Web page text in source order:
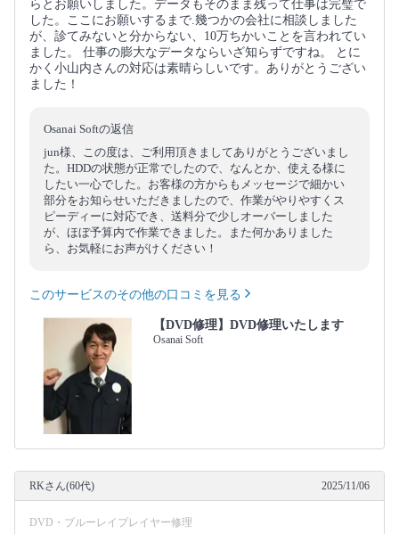
らとお願いしました。データもそのまま残って仕事は完璧で
した。ここにお願いするまで.幾つかの会社に相談しました
が、診てみないと分からない、10万ちかいことを言われてい
ました。 仕事の膨大なデータならいざ知らずですね。 とに
かく小山内さんの対応は素晴らしいです。ありがとうござい
ました！
Osanai Softの返信
jun様、この度は、ご利用頂きましてありがとうございまし
た。HDDの状態が正常でしたので、なんとか、使える様に
したい一心でした。お客様の方からもメッセージで細かい
部分をお知らせいただきましたので、作業がやりやすくス
ピーディーに対応でき、送料分で少しオーバーしました
が、ほぼ予算内で作業できました。また何かありました
ら、お気軽にお声がけください！
このサービスのその他の口コミを見る
【DVD修理】DVD修理いたします
Osanai Soft
RKさん(60代) 2025/11/06
DVD・ブルーレイプレイヤー修理